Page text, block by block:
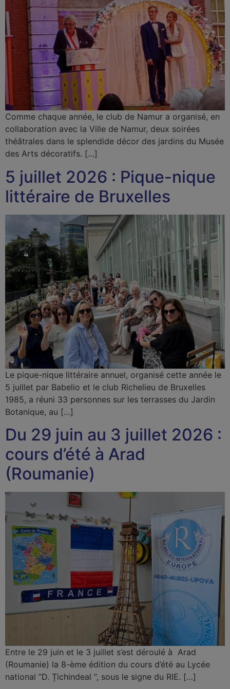
Comme chaque année, le club de Namur a organisé, en
collaboration avec la Ville de Namur, deux soirées
théâtrales dans le splendide décor des jardins du Musée
des Arts décoratifs. […]
5 juillet 2026 : Pique-nique
littéraire de Bruxelles
Le pique-nique littéraire annuel, organisé cette année le
5 juillet par Babelio et le club Richelieu de Bruxelles
1985, a réuni 33 personnes sur les terrasses du Jardin
Botanique, au […]
Du 29 juin au 3 juillet 2026 :
cours d’été à Arad
(Roumanie)
Entre le 29 juin et le 3 juillet s’est déroulé à Arad
(Roumanie) la 8-ème édition du cours d’été au Lycée
national “D. Țichindeal “, sous le signe du RIE. […]